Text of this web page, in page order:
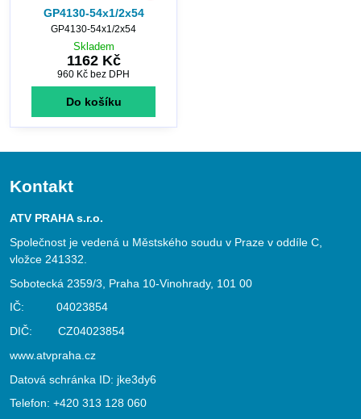
GP4130-54x1/2x54
GP4130-54x1/2x54
Skladem
1162 Kč
960 Kč bez DPH
Do košíku
Kontakt
ATV PRAHA s.r.o.
Společnost je vedená u Městského soudu v Praze v oddíle C,
vložce 241332.
Sobotecká 2359/3, Praha 10-Vinohrady, 101 00
IČ: 04023854
DIČ: CZ04023854
www.atvpraha.cz
Datová schránka ID: jke3dy6
Telefon: +420 313 128 060